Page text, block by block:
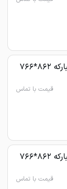
قلع اندود ۰٫۱۸ فولاد مبارکه ۸۶۲*۷۶۶
قیمت با تماس
قلع اندود ۰٫۱۸ فولاد مبارکه ۸۶۲*۷۶۶
قیمت با تماس